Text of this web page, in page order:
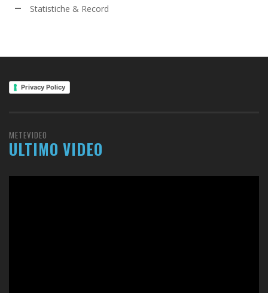
Statistiche & Record
Privacy Policy
METEVIDEO
ULTIMO VIDEO